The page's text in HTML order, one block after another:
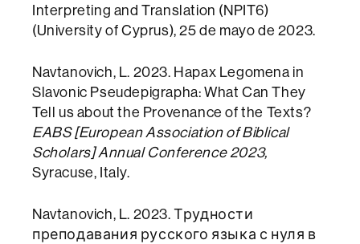
Interpreting and Translation (NPIT6)
(University of Cyprus), 25 de mayo de 2023.
Navtanovich, L. 2023. Hapax Legomena in
Slavonic Pseudepigrapha: What Can They
Tell us about the Provenance of the Texts?
EABS [European Association of Biblical
Scholars] Annual Conference 2023,
Syracuse, Italy.
Navtanovich, L. 2023. Трудности
преподавания русского языка с нуля в